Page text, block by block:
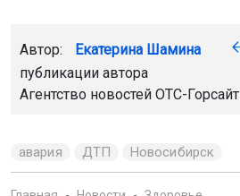
Автор: Екатерина Шамина
публикации автора
Агентство новостей ОТС-Горсайт
авария ДТП Новосибирск